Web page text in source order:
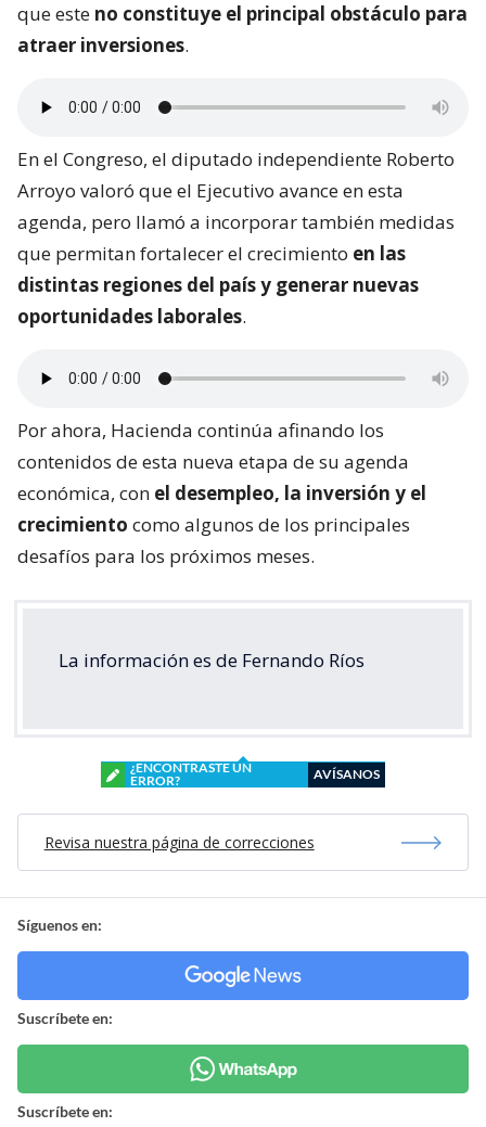
que este no constituye el principal obstáculo para
atraer inversiones.
En el Congreso, el diputado independiente Roberto
Arroyo valoró que el Ejecutivo avance en esta
agenda, pero llamó a incorporar también medidas
que permitan fortalecer el crecimiento en las
distintas regiones del país y generar nuevas
oportunidades laborales.
Por ahora, Hacienda continúa afinando los
contenidos de esta nueva etapa de su agenda
económica, con el desempleo, la inversión y el
crecimiento como algunos de los principales
desafíos para los próximos meses.
La información es de Fernando Ríos
¿ENCONTRASTE UN
ERROR?
AVÍSANOS
Revisa nuestra página de correcciones
Síguenos en:
Suscríbete en:
Suscríbete en: